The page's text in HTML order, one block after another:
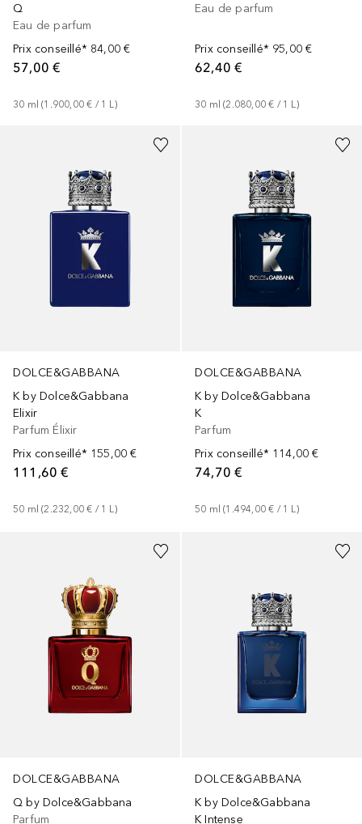
Q
Eau de parfum
Prix conseillé* 84,00 €
57,00 €
30 ml (1.900,00 € / 1 L )
Eau de parfum
Prix conseillé* 95,00 €
62,40 €
30 ml (2.080,00 € / 1 L )
DOLCE&GABBANA
K by Dolce&Gabbana
Elixir
Parfum Élixir
Prix conseillé* 155,00 €
111,60 €
50 ml (2.232,00 € / 1 L )
DOLCE&GABBANA
K by Dolce&Gabbana
K
Parfum
Prix conseillé* 114,00 €
74,70 €
50 ml (1.494,00 € / 1 L )
DOLCE&GABBANA
Q by Dolce&Gabbana
Parfum
DOLCE&GABBANA
K by Dolce&Gabbana
K Intense